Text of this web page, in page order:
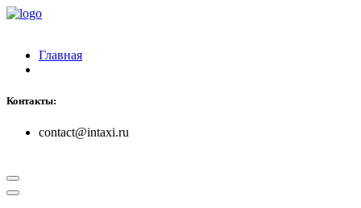
Главная
Контакты:
contact@intaxi.ru